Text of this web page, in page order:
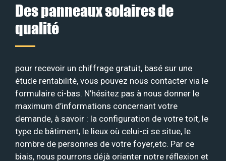
Des panneaux solaires de
qualité
pour recevoir un chiffrage gratuit, basé sur une
étude rentabilité, vous pouvez nous contacter via le
formulaire ci-bas. N’hésitez pas à nous donner le
maximum d’informations concernant votre
demande, à savoir : la configuration de votre toit, le
type de bâtiment, le lieux où celui-ci se situe, le
nombre de personnes de votre foyer,etc. Par ce
biais, nous pourrons déjà orienter notre réflexion et